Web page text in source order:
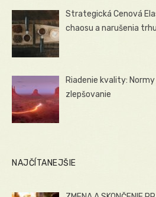
Strategická Cenová
chaosu a narušenia trhu
Riadenie kvality: Normy
zlepšovanie
NAJČÍTANEJŠIE